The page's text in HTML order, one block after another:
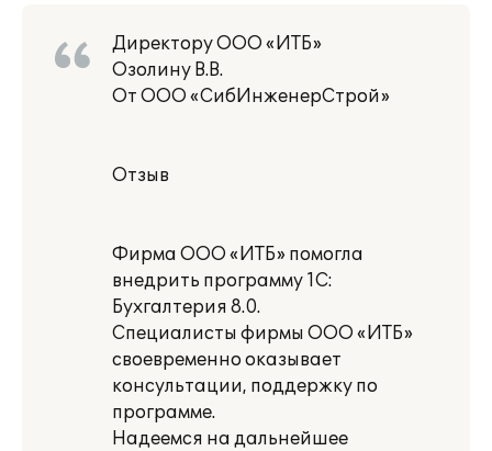
Директору ООО «ИТБ»
Озолину В.В.
От ООО «СибИнженерСтрой»
Отзыв
Фирма ООО «ИТБ» помогла
внедрить программу 1С:
Бухгалтерия 8.0.
Специалисты фирмы ООО «ИТБ»
своевременно оказывает
консультации, поддержку по
программе.
Надеемся на дальнейшее